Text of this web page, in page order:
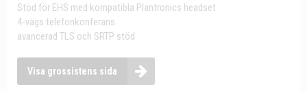
Stöd för EHS med kompatibla Plantronics headset
4-vägs telefonkonferans
avancerad TLS och SRTP stöd
Visa grossistens sida